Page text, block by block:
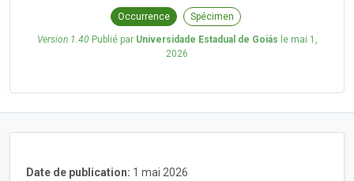
Occurrence Spécimen
Version 1.40Publié par Universidade Estadual de Goiás le mai 1,
2026
Date de publication: 1 mai 2026